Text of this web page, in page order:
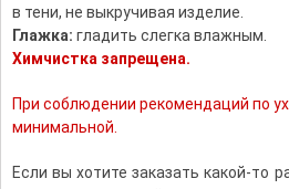
в тени, не выкручивая изделие.
Глажка: гладить слегка влажным.
Химчистка запрещена.
При соблюдении рекомендаций по
минимальной.
Если вы хотите заказать какой-то